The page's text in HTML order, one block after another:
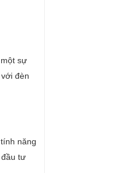
sự
đèn
năng
tư